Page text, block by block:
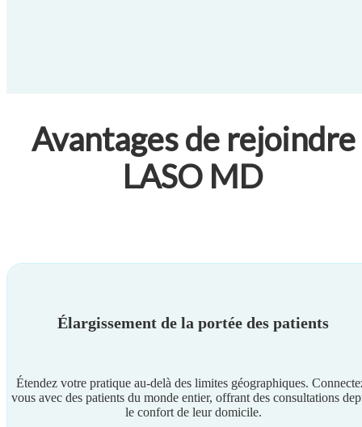
Avantages de rejoindre
LASO MD
Élargissement de la portée des patients
Étendez votre pratique au-delà des limites géographiques.
vous avec des patients du monde entier, offrant des consultations
le confort de leur domicile.